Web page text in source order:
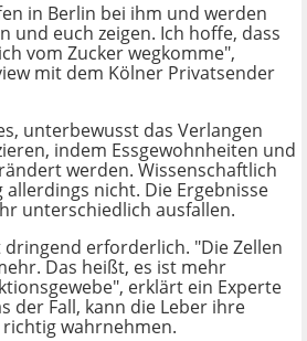
in Berlin bei ihm und werden
und euch zeigen. Ich hoffe, dass
vom Zucker wegkomme",
mit dem Kölner Privatsender
unterbewusst das Verlangen
indem Essgewohnheiten und
werden. Wissenschaftlich
nicht. Die Ergebnisse
unterschiedlich ausfallen.
dringend erforderlich. "Die Zellen
Das heißt, es ist mehr
erklärt ein Experte
der Fall, kann die Leber ihre
wahrnehmen.